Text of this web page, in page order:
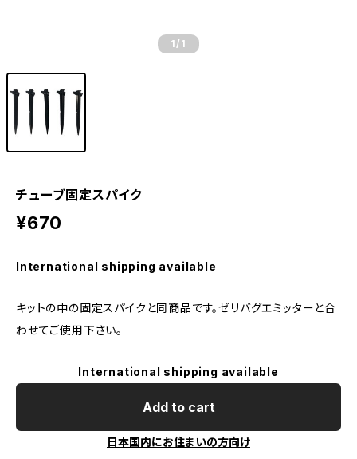
1 /1
チューブ固定スパイク
¥670
International shipping available
キットの中の固定スパイクと同商品です。ゼリバグエミッターと合
わせてご使用下さい。
International shipping available
Add to cart
日本国内にお住まいの方向け